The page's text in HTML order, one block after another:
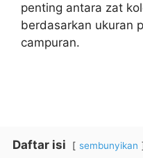
penting antara zat
berdasarkan ukuran
campuran.
Daftar isi sembunyikan